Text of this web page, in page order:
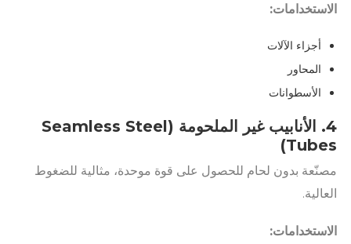
الاستخدامات:
أجزاء الآلات
المحاور
الأسطوانات
4. الأنابيب غير الملحومة (Seamless Steel
Tubes)
مصنّعة بدون لحام للحصول على قوة موحدة، مثالية للضغوط
العالية.
الاستخدامات: